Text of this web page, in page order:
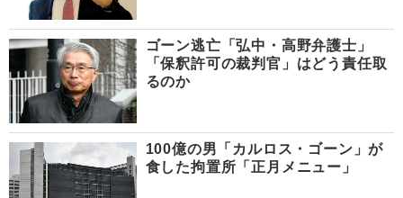
ゴーン逃亡「弘中・高野弁護士」
「保釈許可の裁判官」はどう責任取
るのか
100億の男「カルロス・ゴーン」が
食した拘置所「正月メニュー」